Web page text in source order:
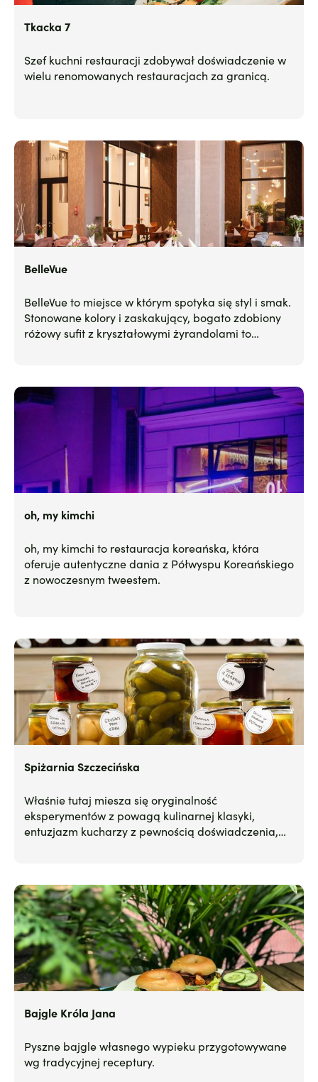
Tkacka 7
Szef kuchni restauracji zdobywał doświadczenie w
wielu renomowanych restauracjach za granicą.
BelleVue
BelleVue to miejsce w którym spotyka się styl i smak.
Stonowane kolory i zaskakujący, bogato zdobiony
różowy sufit z kryształowymi żyrandolami to
oh, my kimchi
oh, my kimchi to restauracja koreańska, która
oferuje autentyczne dania z Półwyspu Koreańskiego
z nowoczesnym tweestem.
Spiżarnia Szczecińska
Właśnie tutaj miesza się oryginalność
eksperymentów z powagą kulinarnej klasyki,
entuzjazm kucharzy z pewnością doświadczenia,
Bajgle Króla Jana
Pyszne bajgle własnego wypieku przygotowywane
wg tradycyjnej receptury.